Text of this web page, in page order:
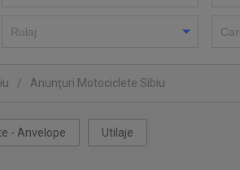
/ Anunţuri Motociclete Sibiu
- Anvelope Utilaje